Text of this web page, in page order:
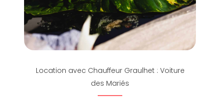
Location avec Chauffeur Graulhet : Voiture
des Mariés